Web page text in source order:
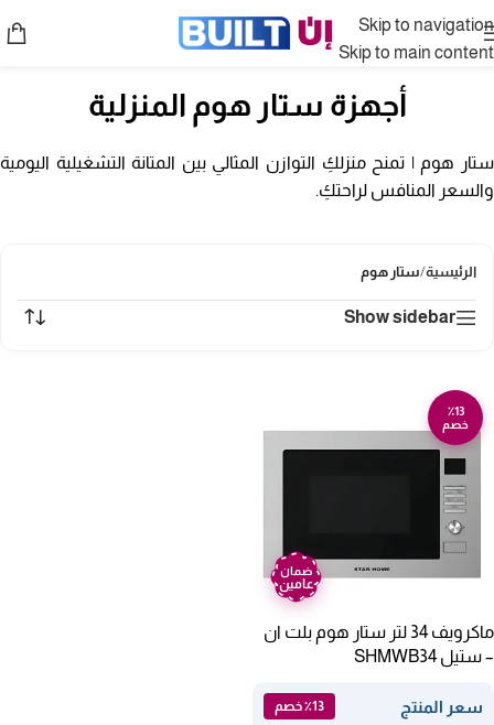
Skip to navigation
Skip to main content
أجهزة ستار هوم المنزلية
ستار هوم | تمنح منزلكِ التوازن المثالي بين المتانة التشغيلية اليومية
والسعر المنافس لراحتكِ.
الرئيسية/ستار هوم
Show sidebar
٪13
خصم
ضمان
عامين
ماكرويف 34 لتر ستار هوم بلت ان
– ستيل SHMWB34
سعر المنتج ٪13 خصم